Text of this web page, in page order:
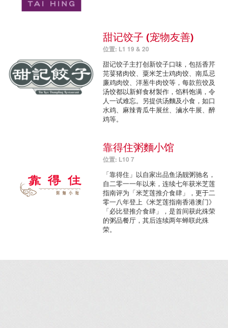
甜记饺子 (宠物友善)
位置: L1 19 & 20
甜记饺子主打创新饺子口味，包括香芹
芫荽猪肉饺、粟米芝士鸡肉饺、南瓜忌
廉鸡肉饺、洋葱牛肉饺等，每款煎饺及
汤饺都以新鲜食材製作，馅料饱满，令
人一试难忘。另提供汤麵及小食，如口
水鸡、麻辣青瓜牛展丝、滷水牛展、醉
鸡等。
靠得住粥麵小馆
位置: L10 7
「靠得住」以自家出品鱼汤靓粥驰名，
自二零一一年以来，连续七年获米芝莲
指南评为「米芝莲推介食肆」，更于二
零一八年登上《米芝莲指南香港澳门》
「必比登推介食肆」，是首间获此殊荣
的粥品餐厅，其后连续两年蝉联此殊
荣。